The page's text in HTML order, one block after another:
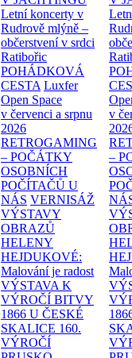
Letní koncerty v
Rudrově mlýně –
občerstvení v srdci
Ratibořic
POHÁDKOVÁ
CESTA Luxfer
Open Space
v červenci a srpnu
2026
RETROGAMING
– POČÁTKY
OSOBNÍCH
POČÍTAČŮ U
NÁS VERNISÁŽ
VÝSTAVY
OBRAZŮ
HELENY
HEJDUKOVÉ:
Malování je radost
VÝSTAVA K
VÝROČÍ BITVY
1866 U ČESKÉ
SKALICE 160.
VÝROČÍ
v
–